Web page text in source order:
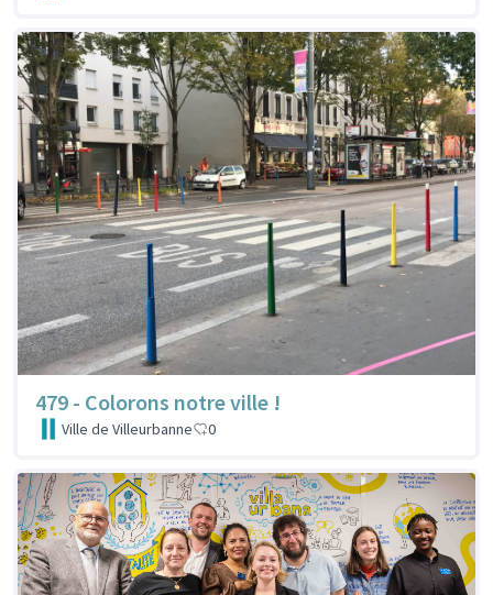
479 - Colorons notre ville !
Ville de Villeurbanne 0